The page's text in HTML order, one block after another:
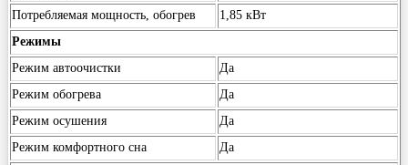
Потребляемая мощность, обогрев
1,85 кВт
Режимы
Режим автоочистки
Да
Режим обогрева
Да
Режим осушения
Да
Режим комфортного сна
Да